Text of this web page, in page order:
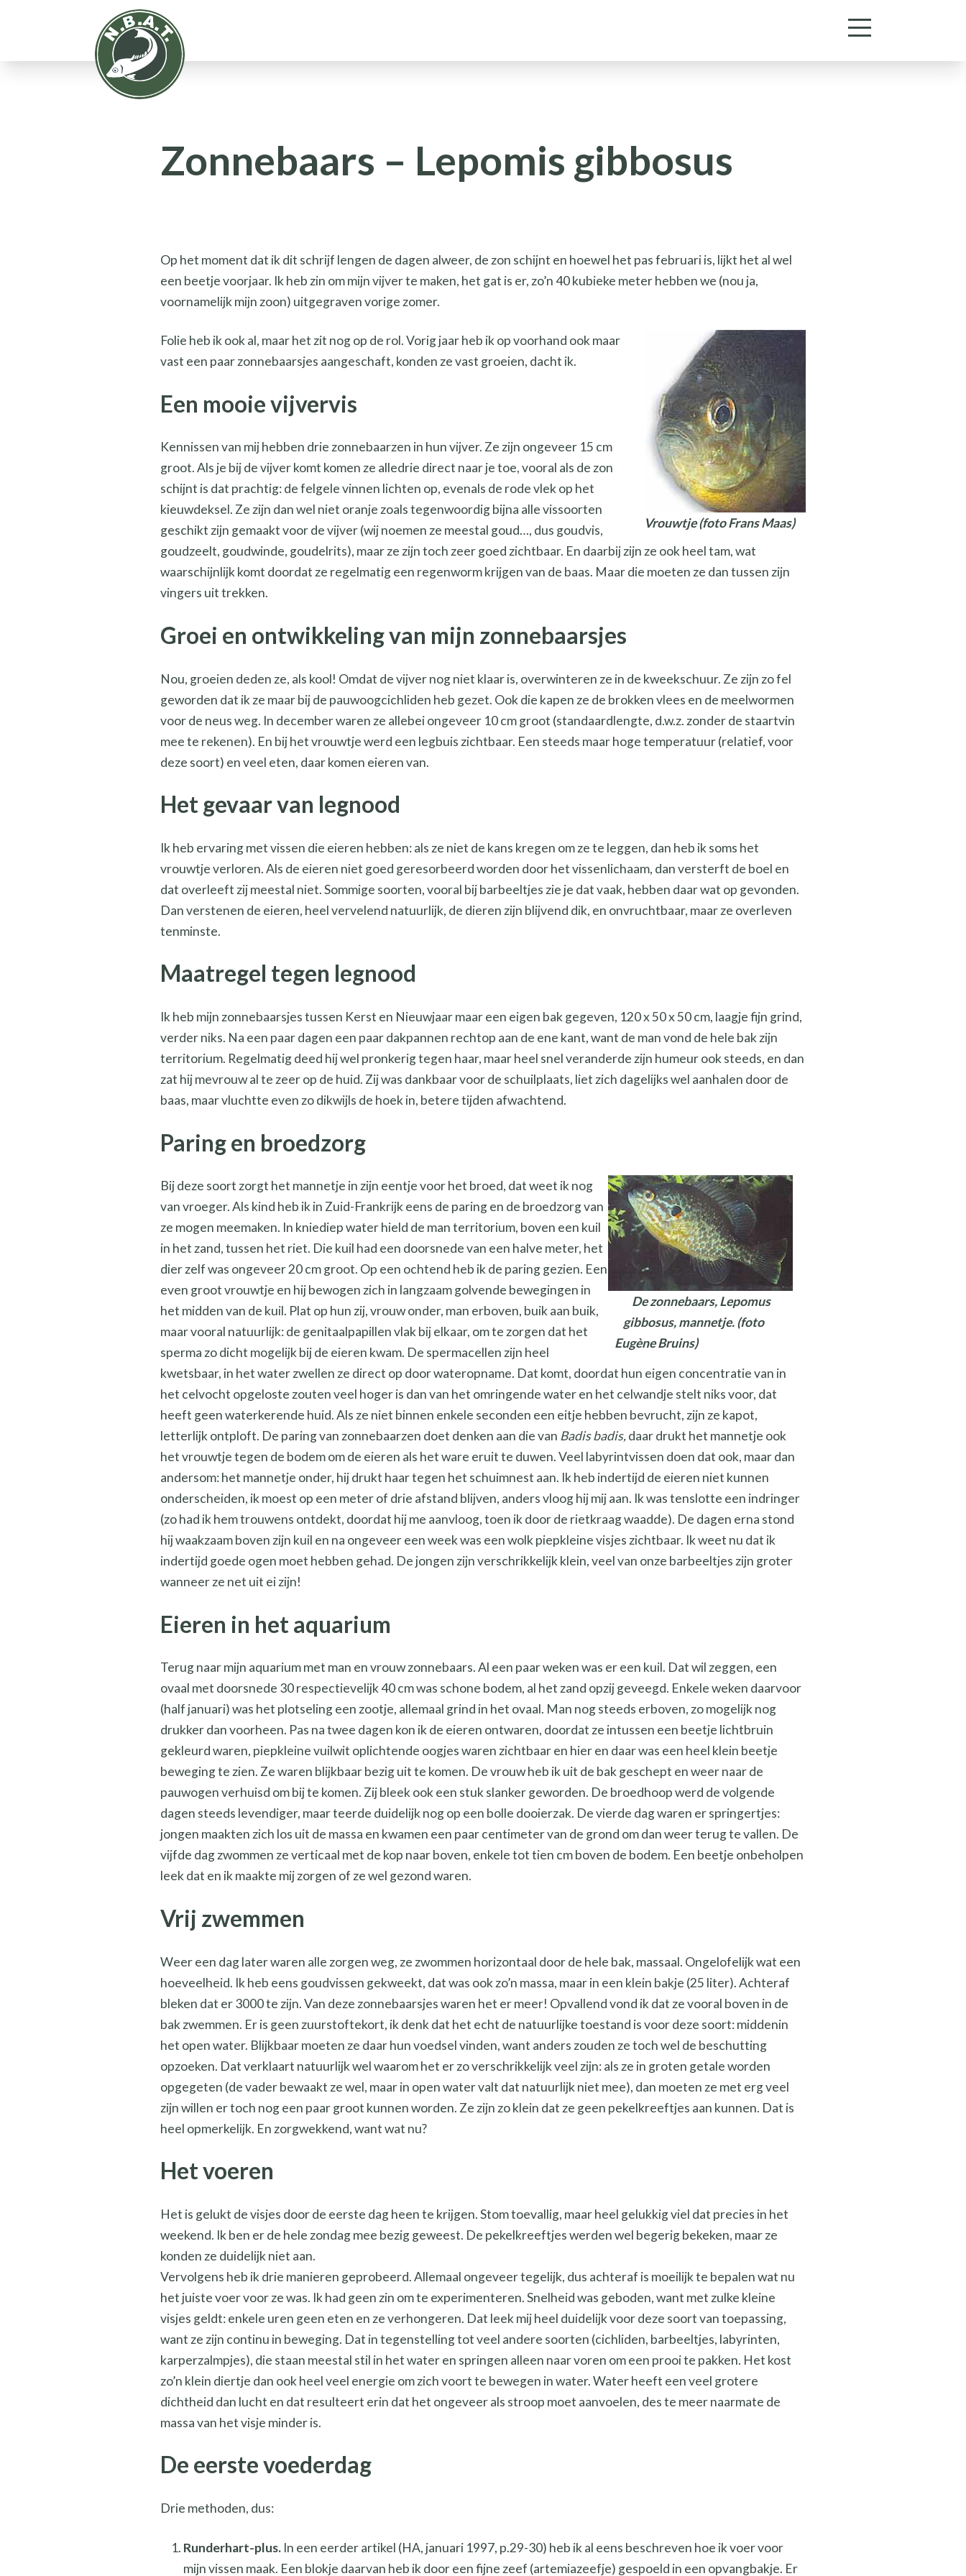
Zonnebaars – Lepomis gibbosus
Op het moment dat ik dit schrijf lengen de dagen alweer, de zon schijnt en hoewel het pas februari is, lijkt het al wel
een beetje voorjaar. Ik heb zin om mijn vijver te maken, het gat is er, zo’n 40 kubieke meter hebben we (nou ja,
voornamelijk mijn zoon) uitgegraven vorige zomer.
Vrouwtje (foto Frans Maas)
Folie heb ik ook al, maar het zit nog op de rol. Vorig jaar heb ik op voorhand ook maar
vast een paar zonnebaarsjes aangeschaft, konden ze vast groeien, dacht ik.
Een mooie vijvervis
Kennissen van mij hebben drie zonnebaarzen in hun vijver. Ze zijn ongeveer 15 cm
groot. Als je bij de vijver komt komen ze alledrie direct naar je toe, vooral als de zon
schijnt is dat prachtig: de felgele vinnen lichten op, evenals de rode vlek op het
kieuwdeksel. Ze zijn dan wel niet oranje zoals tegenwoordig bijna alle vissoorten
geschikt zijn gemaakt voor de vijver (wij noemen ze meestal goud…, dus goudvis,
goudzeelt, goudwinde, goudelrits), maar ze zijn toch zeer goed zichtbaar. En daarbij zijn ze ook heel tam, wat
waarschijnlijk komt doordat ze regelmatig een regenworm krijgen van de baas. Maar die moeten ze dan tussen zijn
vingers uit trekken.
Groei en ontwikkeling van mijn zonnebaarsjes
Nou, groeien deden ze, als kool! Omdat de vijver nog niet klaar is, overwinteren ze in de kweekschuur. Ze zijn zo fel
geworden dat ik ze maar bij de pauwoogcichliden heb gezet. Ook die kapen ze de brokken vlees en de meelwormen
voor de neus weg. In december waren ze allebei ongeveer 10 cm groot (standaardlengte, d.w.z. zonder de staartvin
mee te rekenen). En bij het vrouwtje werd een legbuis zichtbaar. Een steeds maar hoge temperatuur (relatief, voor
deze soort) en veel eten, daar komen eieren van.
Het gevaar van legnood
Ik heb ervaring met vissen die eieren hebben: als ze niet de kans kregen om ze te leggen, dan heb ik soms het
vrouwtje verloren. Als de eieren niet goed geresorbeerd worden door het vissenlichaam, dan versterft de boel en
dat overleeft zij meestal niet. Sommige soorten, vooral bij barbeeltjes zie je dat vaak, hebben daar wat op gevonden.
Dan verstenen de eieren, heel vervelend natuurlijk, de dieren zijn blijvend dik, en onvruchtbaar, maar ze overleven
tenminste.
Maatregel tegen legnood
Ik heb mijn zonnebaarsjes tussen Kerst en Nieuwjaar maar een eigen bak gegeven, 120 x 50 x 50 cm, laagje fijn grind,
verder niks. Na een paar dagen een paar dakpannen rechtop aan de ene kant, want de man vond de hele bak zijn
territorium. Regelmatig deed hij wel pronkerig tegen haar, maar heel snel veranderde zijn humeur ook steeds, en dan
zat hij mevrouw al te zeer op de huid. Zij was dankbaar voor de schuilplaats, liet zich dagelijks wel aanhalen door de
baas, maar vluchtte even zo dikwijls de hoek in, betere tijden afwachtend.
Paring en broedzorg
De zonnebaars, Lepomus
gibbosus, mannetje. (foto
Eugène Bruins)
Bij deze soort zorgt het mannetje in zijn eentje voor het broed, dat weet ik nog
van vroeger. Als kind heb ik in Zuid-Frankrijk eens de paring en de broedzorg van
ze mogen meemaken. In kniediep water hield de man territorium, boven een kuil
in het zand, tussen het riet. Die kuil had een doorsnede van een halve meter, het
dier zelf was ongeveer 20 cm groot. Op een ochtend heb ik de paring gezien. Een
even groot vrouwtje en hij bewogen zich in langzaam golvende bewegingen in
het midden van de kuil. Plat op hun zij, vrouw onder, man erboven, buik aan buik,
maar vooral natuurlijk: de genitaalpapillen vlak bij elkaar, om te zorgen dat het
sperma zo dicht mogelijk bij de eieren kwam. De spermacellen zijn heel
kwetsbaar, in het water zwellen ze direct op door wateropname. Dat komt, doordat hun eigen concentratie van in
het celvocht opgeloste zouten veel hoger is dan van het omringende water en het celwandje stelt niks voor, dat
heeft geen waterkerende huid. Als ze niet binnen enkele seconden een eitje hebben bevrucht, zijn ze kapot,
letterlijk ontploft. De paring van zonnebaarzen doet denken aan die van Badis badis,daar drukt het mannetje ook
het vrouwtje tegen de bodem om de eieren als het ware eruit te duwen. Veel labyrintvissen doen dat ook, maar dan
andersom: het mannetje onder, hij drukt haar tegen het schuimnest aan. Ik heb indertijd de eieren niet kunnen
onderscheiden, ik moest op een meter of drie afstand blijven, anders vloog hij mij aan. Ik was tenslotte een indringer
(zo had ik hem trouwens ontdekt, doordat hij me aanvloog, toen ik door de rietkraag waadde). De dagen erna stond
hij waakzaam boven zijn kuil en na ongeveer een week was een wolk piepkleine visjes zichtbaar. Ik weet nu dat ik
indertijd goede ogen moet hebben gehad. De jongen zijn verschrikkelijk klein, veel van onze barbeeltjes zijn groter
wanneer ze net uit ei zijn!
Eieren in het aquarium
Terug naar mijn aquarium met man en vrouw zonnebaars. Al een paar weken was er een kuil. Dat wil zeggen, een
ovaal met doorsnede 30 respectievelijk 40 cm was schone bodem, al het zand opzij geveegd. Enkele weken daarvoor
(half januari) was het plotseling een zootje, allemaal grind in het ovaal. Man nog steeds erboven, zo mogelijk nog
drukker dan voorheen. Pas na twee dagen kon ik de eieren ontwaren, doordat ze intussen een beetje lichtbruin
gekleurd waren, piepkleine vuilwit oplichtende oogjes waren zichtbaar en hier en daar was een heel klein beetje
beweging te zien. Ze waren blijkbaar bezig uit te komen. De vrouw heb ik uit de bak geschept en weer naar de
pauwogen verhuisd om bij te komen. Zij bleek ook een stuk slanker geworden. De broedhoop werd de volgende
dagen steeds levendiger, maar teerde duidelijk nog op een bolle dooierzak. De vierde dag waren er springertjes:
jongen maakten zich los uit de massa en kwamen een paar centimeter van de grond om dan weer terug te vallen. De
vijfde dag zwommen ze verticaal met de kop naar boven, enkele tot tien cm boven de bodem. Een beetje onbeholpen
leek dat en ik maakte mij zorgen of ze wel gezond waren.
Vrij zwemmen
Weer een dag later waren alle zorgen weg, ze zwommen horizontaal door de hele bak, massaal. Ongelofelijk wat een
hoeveelheid. Ik heb eens goudvissen gekweekt, dat was ook zo’n massa, maar in een klein bakje (25 liter). Achteraf
bleken dat er 3000 te zijn. Van deze zonnebaarsjes waren het er meer! Opvallend vond ik dat ze vooral boven in de
bak zwemmen. Er is geen zuurstoftekort, ik denk dat het echt de natuurlijke toestand is voor deze soort: middenin
het open water. Blijkbaar moeten ze daar hun voedsel vinden, want anders zouden ze toch wel de beschutting
opzoeken. Dat verklaart natuurlijk wel waarom het er zo verschrikkelijk veel zijn: als ze in groten getale worden
opgegeten (de vader bewaakt ze wel, maar in open water valt dat natuurlijk niet mee), dan moeten ze met erg veel
zijn willen er toch nog een paar groot kunnen worden. Ze zijn zo klein dat ze geen pekelkreeftjes aan kunnen. Dat is
heel opmerkelijk. En zorgwekkend, want wat nu?
Het voeren
Het is gelukt de visjes door de eerste dag heen te krijgen. Stom toevallig, maar heel gelukkig viel dat precies in het
weekend. Ik ben er de hele zondag mee bezig geweest. De pekelkreeftjes werden wel begerig bekeken, maar ze
konden ze duidelijk niet aan.
Vervolgens heb ik drie manieren geprobeerd. Allemaal ongeveer tegelijk, dus achteraf is moeilijk te bepalen wat nu
het juiste voer voor ze was. Ik had geen zin om te experimenteren. Snelheid was geboden, want met zulke kleine
visjes geldt: enkele uren geen eten en ze verhongeren. Dat leek mij heel duidelijk voor deze soort van toepassing,
want ze zijn continu in beweging. Dat in tegenstelling tot veel andere soorten (cichliden, barbeeltjes, labyrinten,
karperzalmpjes), die staan meestal stil in het water en springen alleen naar voren om een prooi te pakken. Het kost
zo’n klein diertje dan ook heel veel energie om zich voort te bewegen in water. Water heeft een veel grotere
dichtheid dan lucht en dat resulteert erin dat het ongeveer als stroop moet aanvoelen, des te meer naarmate de
massa van het visje minder is.
De eerste voederdag
Drie methoden, dus:
Runderhart-plus. In een eerder artikel (HA, januari 1997, p.29-30) heb ik al eens beschreven hoe ik voer voor
mijn vissen maak. Een blokje daarvan heb ik door een fijne zeef (artemiazeefje) gespoeld in een opvangbakje. Er